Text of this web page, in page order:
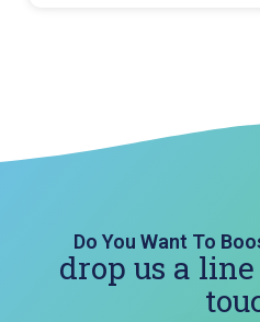
Do You Want To
drop us a